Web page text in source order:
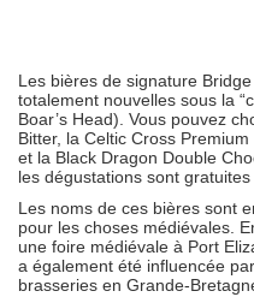
Les bières de signature
totalement nouvelles sous la
Boar’s Head). Vous pouvez
Bitter, la Celtic Cross
et la Black Dragon Double
les dégustations sont gratuites
Les noms de ces bières sont
pour les choses médiévales.
une foire médiévale à Port
a également été influencée
brasseries en Grande-